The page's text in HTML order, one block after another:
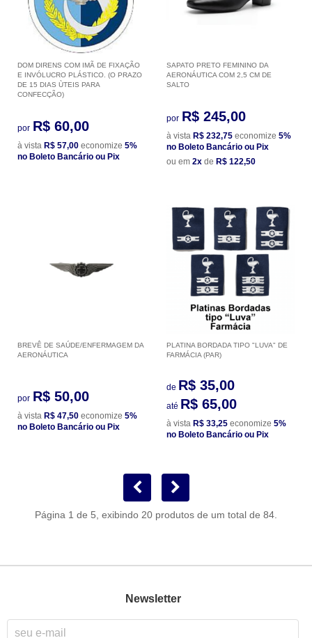
DOM DIRENS COM IMÃ DE FIXAÇÃO
E INVÓLUCRO PLÁSTICO. (O PRAZO
DE 15 DIAS ÙTEIS PARA
CONFECÇÃO)
por R$ 60,00
à vista R$ 57,00 economize 5%
no Boleto Bancário ou Pix
SAPATO PRETO FEMININO DA
AERONÁUTICA COM 2,5 CM DE
SALTO
por R$ 245,00
à vista R$ 232,75 economize 5%
no Boleto Bancário ou Pix
ou em 2x de R$ 122,50
BREVÊ DE SAÚDE/ENFERMAGEM DA
AERONÁUTICA
por R$ 50,00
à vista R$ 47,50 economize 5%
no Boleto Bancário ou Pix
PLATINA BORDADA TIPO "LUVA" DE
FARMÁCIA (PAR)
de R$ 35,00
até R$ 65,00
à vista R$ 33,25 economize 5%
no Boleto Bancário ou Pix
Página 1 de 5, exibindo 20 produtos de um total de 84.
Newsletter